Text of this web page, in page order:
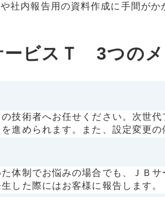
社内報告用の資料作成に手間がか
ービスＴ 3つのメ
技術者へお任せください。次世
進められます。また、設定変更の
体制でお悩みの場合でも、ＪＢ
した際にはお客様に報告します。